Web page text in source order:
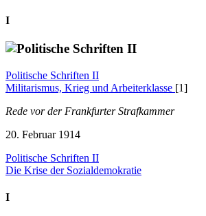
I
Politische Schriften II
Militarismus, Krieg und Arbeiterklasse [1]
Rede vor der Frankfurter Strafkammer
20. Februar 1914
Politische Schriften II
Die Krise der Sozialdemokratie
I